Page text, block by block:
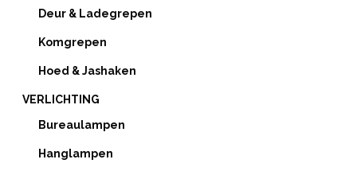
Deur & Ladegrepen
Komgrepen
Hoed & Jashaken
VERLICHTING
Bureaulampen
Hanglampen